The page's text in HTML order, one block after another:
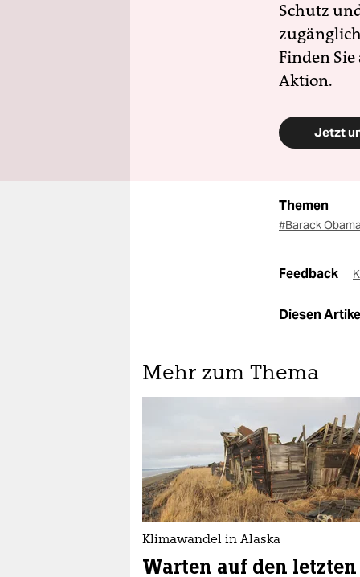
Schutz
Finden
Aktion.
Jetzt
Themen
#Barack Obama
Feedback
Diesen
Mehr zum Thema
Klimawandel in Alaska
Warten auf den letzten